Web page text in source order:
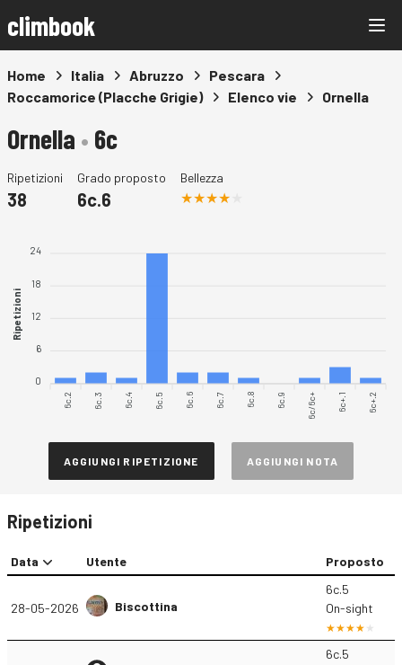
climbook
Home Italia Abruzzo
Pescara
Roccamorice (Placche Grigie)
Elenco vie Ornella
Ornella • 6c
Ripetizioni
38
Grado proposto
6c.6
Bellezza
24
18
12
6
0
Ripetizioni
6c.2 6c.3 6c.4 6c.5 6c.6 6c.7 6c.8 6c.9 6c/6c+ 6c+.1 6c+.2
AGGIUNGI RIPETIZIONE AGGIUNGI NOTA
Ripetizioni
Data Utente Proposto
28-05-2026 Biscottina
6c.5
On-sight
6c.5